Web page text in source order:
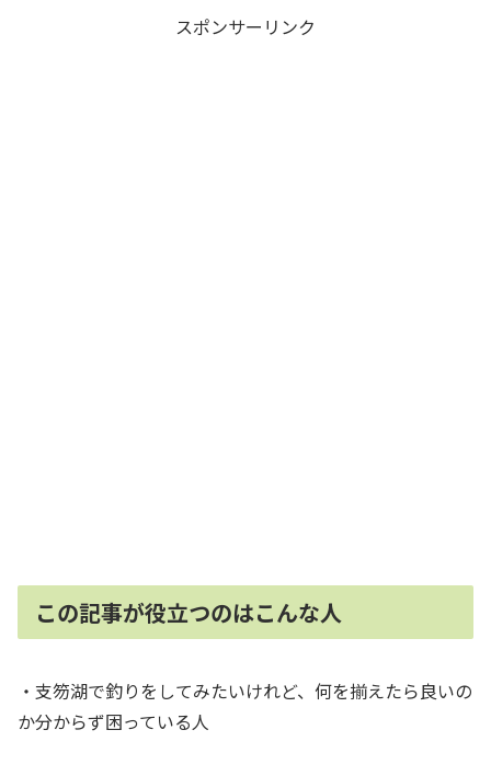
スポンサーリンク
この記事が役立つのはこんな人
・支笏湖で釣りをしてみたいけれど、何を揃えたら良いの
か分からず困っている人